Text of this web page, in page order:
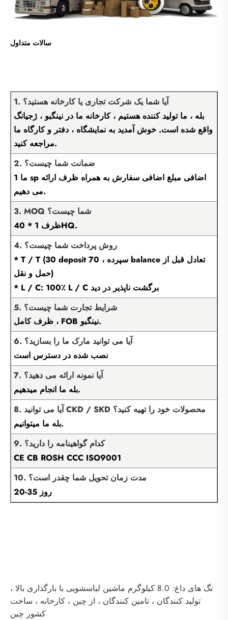
سالات متداول
1. آیا شما یک شرکت تجاری یا کارخانه هستید؟
بله ، ما تولید کننده هستیم ، کارخانه ما در نینگبو ، ژجیانگ
واقع شده است. خوش آمدید به نمایشگاه ، دفتر و کارگاه ما
مراجعه کنید.
2. ضمانت شما چیست؟
ما 1 sp اضافی مبلغ اضافی سفارش به همراه ظرف ارائه
می دهیم.
3. MOQ شما چیست؟
ظرف 1 * 40HQ.
4. روش پرداخت شما چیست؟
* T / T (30 deposit سپرده ، 70 balance تعادل قبل از
حمل و نقل)
* L / C: 100٪ L / C برگشت ناپذیر در دید
5. شرایط تجارت شما چیست؟
ظرف کامل ، FOB نینگبو.
6. آیا می توانید مارک ما را بسازید؟
نصب شده در دسترس است
7. آیا نمونه ارائه می دهید؟
بله ما انجام میدهیم.
8. آیا می توانید CKD / SKD محصولات خود را تهیه کنید؟
بله ما میتوانیم.
9. کدام گواهینامه را دارید؟
CE CB ROSH CCC ISO9001
10. مدت زمان تحویل شما چقدر است؟
20-35 روز
تگ های داغ: 8.0 کیلوگرم ماشین لباسشویی با بارگذاری بالا ،
تولید کنندگان ، تامین کنندگان ، از چین ، کارخانه ، ساخت
کشور چین